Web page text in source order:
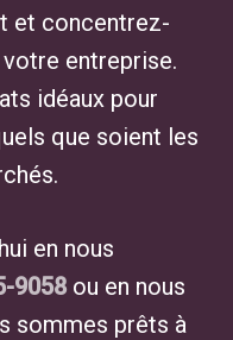
et concentrez-
entreprise.
idéaux pour
que soient les
en nous
9058 ou en nous
sommes prêts à